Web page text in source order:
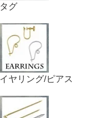
タグ
イヤリング/ピアス